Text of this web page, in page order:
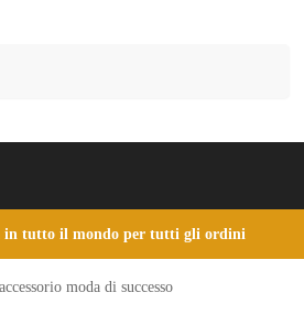
in tutto il mondo per tutti gli ordini
moda di successo